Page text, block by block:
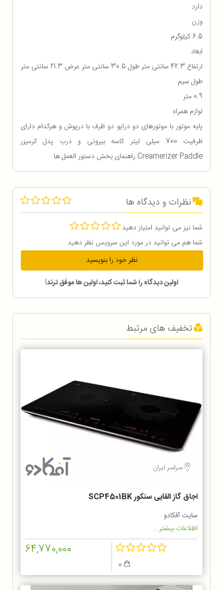
دارد
وزن
6.5 کیلوگرم
ابعاد
ارتفاع 42.3 سانتی متر طول 30.5 سانتی متر عرض 21.3 سانتی متر
طول سیم
0.9 متر
لوازم همراه
پایه موتور با موتورهای دو درایو دو ظرف با درپوش و هرکدام دارای
ظرفیت 700 میلی لیتر کاسه بیرونی و درب پدل کرمیزر
Creamerizer Paddle راهنمای بخش دستور العمل ها
نظرات و دیدگاه ها
شما نیز می توانید امتیاز دهید
شما هم می توانید در مورد این سرویس نظر دهید
نظر خود را بنویسید
اولین دیدگاه را شما ثبت کنید، اولین ها موفق ترند!
تخفیف های مرتبط
سراسر ایران
اجاق گاز القایی سنکور SCP4501BK
سایت آفکادو
اطلاعات بیشتر...
64,770,000